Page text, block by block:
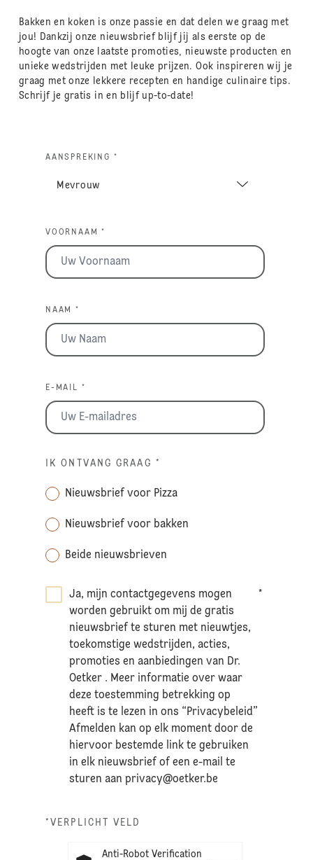
Bakken en koken is onze passie en dat delen we graag met
jou! Dankzij onze nieuwsbrief blijf jij als eerste op de
hoogte van onze laatste promoties, nieuwste producten en
unieke wedstrijden met leuke prijzen. Ook inspireren wij je
graag met onze lekkere recepten en handige culinaire tips.
Schrijf je gratis in en blijf up-to-date!
AANSPREKING *
VOORNAAM *
NAAM *
E-MAIL *
IK ONTVANG GRAAG *
Nieuwsbrief voor Pizza
Nieuwsbrief voor bakken
Beide nieuwsbrieven
Ja, mijn contactgegevens mogen
worden gebruikt om mij de gratis
nieuwsbrief te sturen met nieuwtjes,
toekomstige wedstrijden, acties,
promoties en aanbiedingen van Dr.
Oetker . Meer informatie over waar
deze toestemming betrekking op
heeft is te lezen in ons “Privacybeleid”
Afmelden kan op elk moment door de
hiervoor bestemde link te gebruiken
in elk nieuwsbrief of een e-mail te
sturen aanprivacy@oetker.be
*
*VERPLICHT VELD
Anti-Robot Verification